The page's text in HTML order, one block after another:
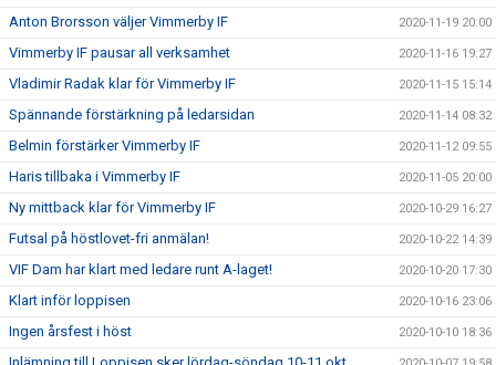
Anton Brorsson väljer Vimmerby IF 2020-11-19 20:00
Vimmerby IF pausar all verksamhet 2020-11-16 19:27
Vladimir Radak klar för Vimmerby IF 2020-11-15 15:14
Spännande förstärkning på ledarsidan 2020-11-14 08:32
Belmin förstärker Vimmerby IF 2020-11-12 09:55
Haris tillbaka i Vimmerby IF 2020-11-05 20:00
Ny mittback klar för Vimmerby IF 2020-10-29 16:27
Futsal på höstlovet-fri anmälan! 2020-10-22 14:39
VIF Dam har klart med ledare runt A-laget! 2020-10-20 17:30
Klart inför loppisen 2020-10-16 23:06
Ingen årsfest i höst 2020-10-10 18:36